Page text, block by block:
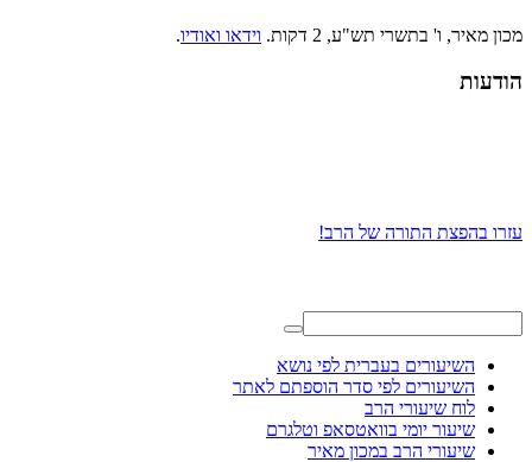
מכון מאיר, ו' בתשרי תש"ע, 2 דקות. וידאו ואודיו.
הודעות
עזרו בהפצת התורה של הרב!
השיעורים בעברית לפי נושא
השיעורים לפי סדר הוספתם לאתר
לוח שיעורי הרב
שיעור יומי בוואטסאפ וטלגרם
שיעורי הרב במכון מאיר